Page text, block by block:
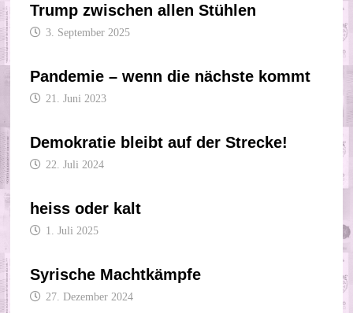
Trump zwischen allen Stühlen
3. September 2025
Pandemie – wenn die nächste kommt
21. Juni 2023
Demokratie bleibt auf der Strecke!
22. Juli 2024
heiss oder kalt
1. Juli 2025
Syrische Machtkämpfe
27. Dezember 2024